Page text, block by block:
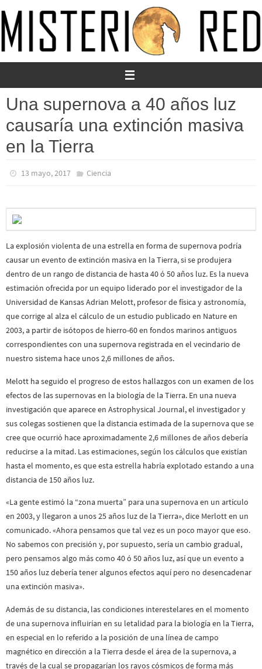
al
contenido
Una supernova a 40 años luz
causaría una extinción masiva
en la Tierra
13 mayo, 2017 Ciencia
La explosión violenta de una estrella en forma de supernova podría
causar un evento de extinción masiva en la Tierra, si se produjera
dentro de un rango de distancia de hasta 40 ó 50 años luz. Es la nueva
estimación ofrecida por un equipo liderado por el investigador de la
Universidad de Kansas Adrian Melott, profesor de física y astronomía,
que corrige al alza el cálculo de un estudio publicado en Nature en
2003, a partir de isótopos de hierro-60 en fondos marinos antiguos
correspondientes con una supernova registrada en el vecindario de
nuestro sistema hace unos 2,6 millones de años.
Melott ha seguido el progreso de estos hallazgos con un examen de los
efectos de las supernovas en la biología de la Tierra. En una nueva
investigación que aparece en Astrophysical Journal, el investigador y
sus colegas sostienen que la distancia estimada de la supernova que se
cree que ocurrió hace aproximadamente 2,6 millones de años debería
reducirse a la mitad. Las estimaciones, según los cálculos que existían
hasta el momento, es que esta estrella habría explotado estando a una
distancia de 150 años luz.
«La gente estimó la “zona muerta” para una supernova en un artículo
en 2003, y llegaron a unos 25 años luz de la Tierra», dice Merlott en un
comunicado. «Ahora pensamos que tal vez es un poco mayor que eso.
No sabemos con precisión y, por supuesto, sería un cambio gradual,
pero pensamos algo más como 40 ó 50 años luz, así que un evento a
150 años luz debería tener algunos efectos aquí pero no desencadenar
una extinción masiva».
Además de su distancia, las condiciones interestelares en el momento
de una supernova influirían en su letalidad para la biología en la Tierra,
en especial en lo referido a la posición de una línea de campo
magnético en dirección a la Tierra desde el área de la supernova, a
través de la cual se propagarían los rayos cósmicos de forma más